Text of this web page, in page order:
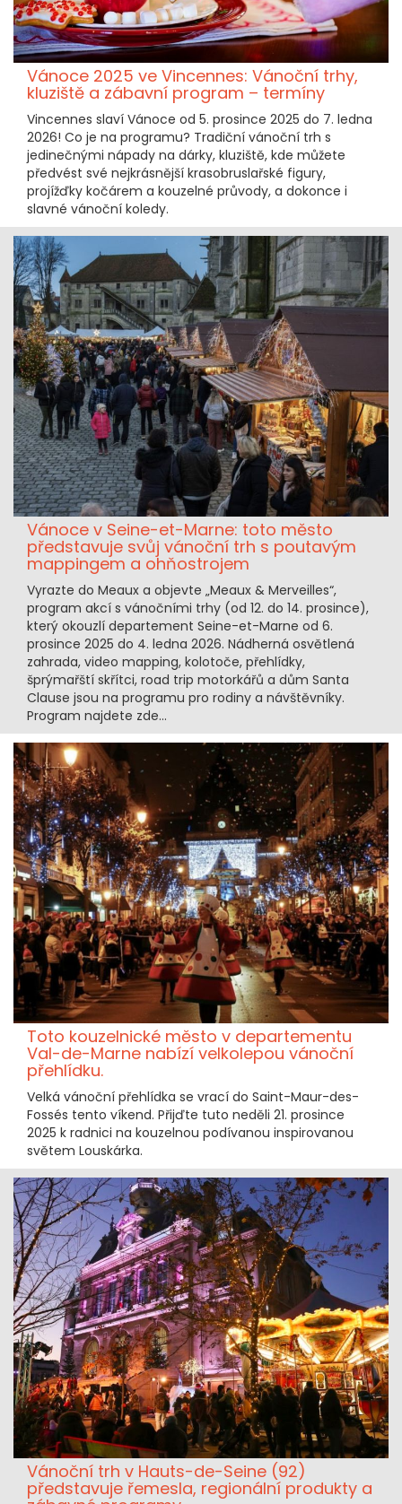
Vánoce 2025 ve Vincennes: Vánoční trhy,
kluziště a zábavní program – termíny
Vincennes slaví Vánoce od 5. prosince 2025 do 7. ledna
2026! Co je na programu? Tradiční vánoční trh s
jedinečnými nápady na dárky, kluziště, kde můžete
předvést své nejkrásnější krasobruslařské figury,
projížďky kočárem a kouzelné průvody, a dokonce i
slavné vánoční koledy.
Vánoce v Seine-et-Marne: toto město
představuje svůj vánoční trh s poutavým
mappingem a ohňostrojem
Vyrazte do Meaux a objevte „Meaux & Merveilles“,
program akcí s vánočními trhy (od 12. do 14. prosince),
který okouzlí departement Seine-et-Marne od 6.
prosince 2025 do 4. ledna 2026. Nádherná osvětlená
zahrada, video mapping, kolotoče, přehlídky,
šprýmařští skřítci, road trip motorkářů a dům Santa
Clause jsou na programu pro rodiny a návštěvníky.
Program najdete zde...
Toto kouzelnické město v departementu
Val-de-Marne nabízí velkolepou vánoční
přehlídku.
Velká vánoční přehlídka se vrací do Saint-Maur-des-
Fossés tento víkend. Přijďte tuto neděli 21. prosince
2025 k radnici na kouzelnou podívanou inspirovanou
světem Louskárka.
Vánoční trh v Hauts-de-Seine (92)
představuje řemesla, regionální produkty a